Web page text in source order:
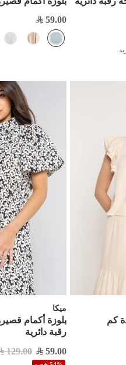
59.00
كم
ميكا
بلوزة أكمام
رقبة دائرية
59.00
129.00